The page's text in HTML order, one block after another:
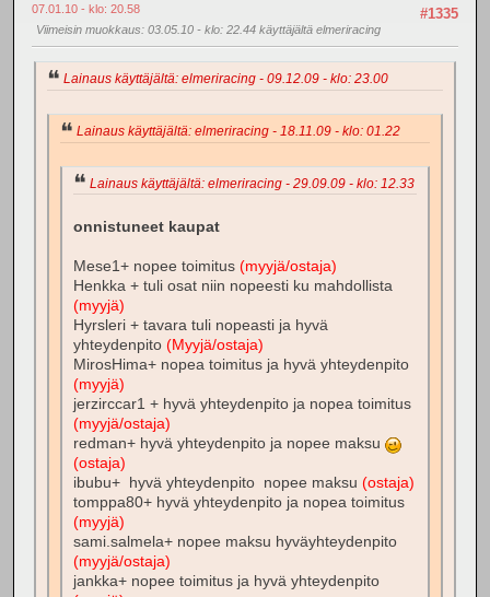
#1335
07.01.10 - klo: 20.58
Viimeisin muokkaus: 03.05.10 - klo: 22.44 käyttäjältä elmeriracing
Lainaus käyttäjältä: elmeriracing - 09.12.09 - klo: 23.00
Lainaus käyttäjältä: elmeriracing - 18.11.09 - klo: 01.22
Lainaus käyttäjältä: elmeriracing - 29.09.09 - klo: 12.33
onnistuneet kaupat
Mese1+ nopee toimitus (myyjä/ostaja)
Henkka + tuli osat niin nopeesti ku mahdollista
(myyjä)
Hyrsleri + tavara tuli nopeasti ja hyvä
yhteydenpito (Myyjä/ostaja)
MirosHima+ nopea toimitus ja hyvä yhteydenpito
(myyjä)
jerzirccar1 + hyvä yhteydenpito ja nopea toimitus
(myyjä/ostaja)
redman+ hyvä yhteydenpito ja nopee maksu
(ostaja)
ibubu+ hyvä yhteydenpito nopee maksu (ostaja)
tomppa80+ hyvä yhteydenpito ja nopea toimitus
(myyjä)
sami.salmela+ nopee maksu hyväyhteydenpito
(myyjä/ostaja)
jankka+ nopee toimitus ja hyvä yhteydenpito